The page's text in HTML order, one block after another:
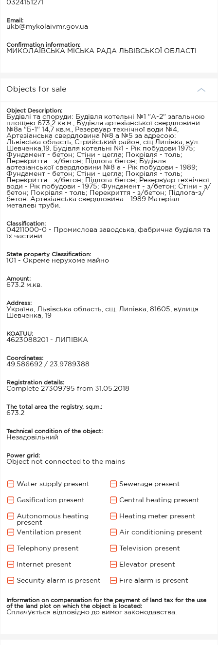
0324151271
Email:
ukb@mykolaivmr.gov.ua
Confirmation information:
МИКОЛАЇВСЬКА МІСЬКА РАДА ЛЬВІВСЬКОЇ ОБЛАСТІ
Objects for sale
Object Description:
Будівлі та споруди: Будівля котельні №1 "А-2" загальною
площею 673,2 кв.м., Будівля артезіанської свердловини
№8а "Б-1" 14,7 кв.м., Резервуар технічної води №4,
Артезіанська свердловина №8 а №5 за адресою:
Львівська область, Стрийський район, сщ.Липівка, вул.
Шевченка,19. Будівля котельні №1 - Рік побудови 1975;
Фундамент - бетон; Стіни - цегла; Покрівля - толь;
Перекриття - з/бетон; Підлога-бетон; Будівля
артезіанської свердловини №8 а - Рік побудови - 1989;
Фундамент - бетон; Стіни - цегла; Покрівля - толь;
Перекриття - з/бетон; Підлога-бетон; Резервуар технічної
води - Рік побудови - 1975; Фундамент - з/бетон; Стіни - з/
бетон; Покрівля - толь; Перекриття - з/бетон; Підлога-з/
бетон. Артезіанська свердловина - 1989 Матеріал -
металеві труби.
Classification:
04211000-0 - Промислова заводська, фабрична будівля та
їх частини
State property Classification:
101 - Окреме нерухоме майно
Amount:
673.2 м.кв.
Address:
Україна, Львівська область, сщ. Липівка, 81605, вулиця
Шевченка, 19
KOATUU:
4623088201 - ЛИПІВКА
Coordinates:
49.586692 / 23.9789388
Registration details:
Complete 27309795 from 31.05.2018
The total area the registry, sq.m.:
673.2
Technical condition of the object:
Незадовільний
Power grid:
Object not connected to the mains
Water supply present Sewerage present
Gasification present Central heating present
Autonomous heating
present
Heating meter present
Ventilation present Air conditioning present
Telephony present Television present
Internet present Elevator present
Security alarm is present Fire alarm is present
Information on compensation for the payment of land tax for the use
of the land plot on which the object is located:
Сплачується відповідно до вимог законодавства.